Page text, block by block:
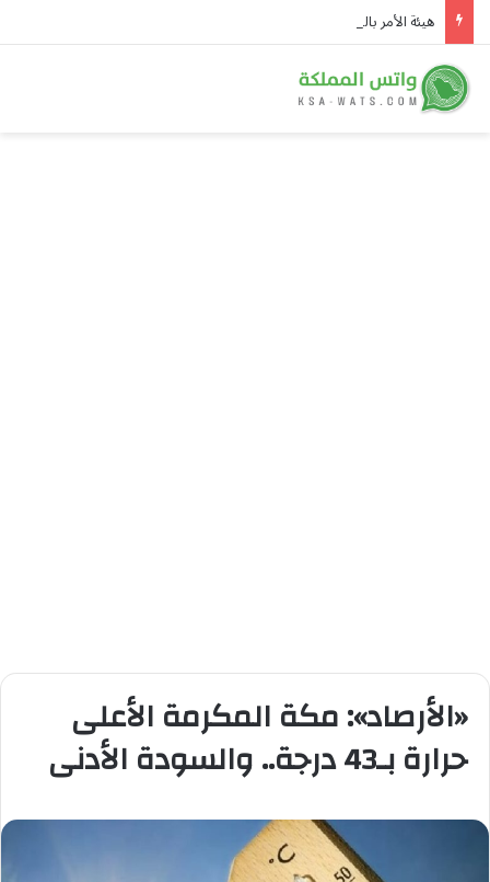
«الأرصاد»: مكة المكرمة الأعلى
حرارة بـ43 درجة.. والسودة الأدنى